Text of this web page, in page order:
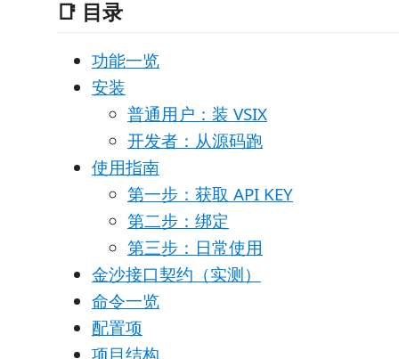
📑 目录
功能一览
安装
普通用户：装 VSIX
开发者：从源码跑
使用指南
第一步：获取 API KEY
第二步：绑定
第三步：日常使用
金沙接口契约（实测）
命令一览
配置项